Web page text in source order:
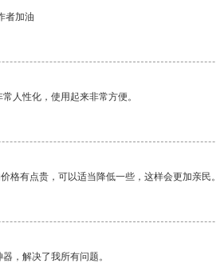
者加油
人性化，使用起来非常方便。
格有点贵，可以适当降低一些，这样会更加亲民。
，解决了我所有问题。